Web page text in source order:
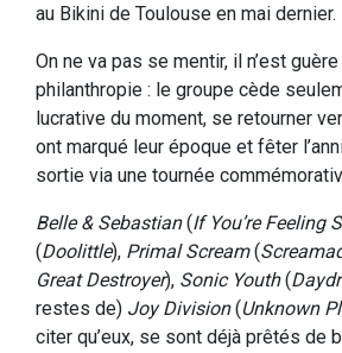
au Bikini de Toulouse en mai dernier.
On ne va pas se mentir, il n’est
philanthropie : le groupe cède
lucrative du moment, se retourner
ont marqué leur époque et fêter
sortie via une tournée
Belle & Sebastian(If You’re Feeling
(Doolittle), Primal Scream(
Great Destroyer), Sonic Youth(
restes de) Joy Division(Unknown
citer qu’eux, se sont déjà prêtés de